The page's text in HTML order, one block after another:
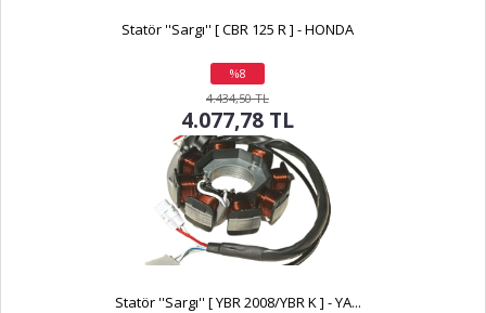
Statör ''Sargı'' [ CBR 125 R ] - HONDA
%8
indirim
4.434,50 TL
4.077,78 TL
Statör ''Sargı'' [ YBR 2008/YBR K ] - YA...